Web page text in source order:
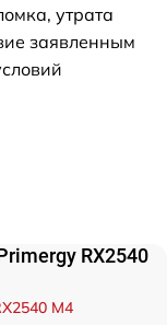
утрата
заявленным
RX2540
M4